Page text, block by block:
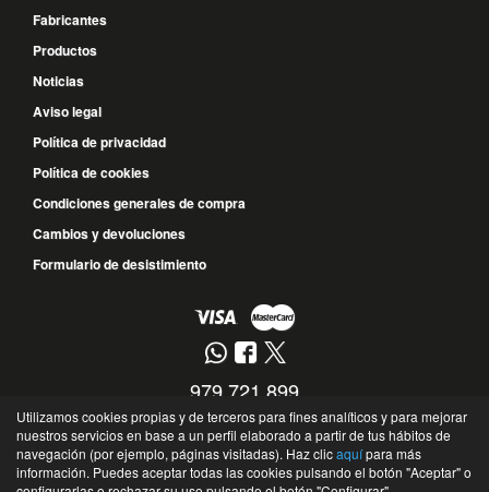
Fabricantes
Productos
Noticias
Aviso legal
Política de privacidad
Política de cookies
Condiciones generales de compra
Cambios y devoluciones
Formulario de desistimiento
979 721 899
677 572 017
Calle Guipúzcoa, 10 - 34004 - Palencia - Palencia - España
©Soto Recambios- 2026 - Tienda online de recambios de Gira
Utilizamos cookies propias y de terceros para fines analíticos y para mejorar
nuestros servicios en base a un perfil elaborado a partir de tus hábitos de
navegación (por ejemplo, páginas visitadas). Haz clicaquípara más
información. Puedes aceptar todas las cookies pulsando el botón "Aceptar" o